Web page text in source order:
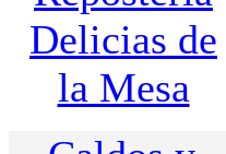
Delicias de
la Mesa